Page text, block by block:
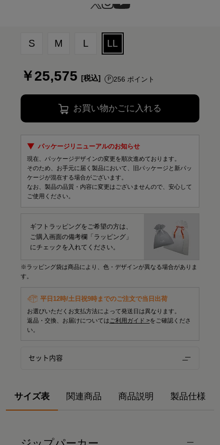
S M L LL
￥25,575 256 ポイント
お買い物かごに入れる
パッケージリニューアルのお知らせ
現在、パッケージデザインの変更を順次進めております。
そのため、お手元に届く製品において、旧パッケージと新パッ
ケージが混在する場合がございます。
なお、製品の品質・内容に変更はございませんので、安心して
ご使用ください。
ギフトラッピングをご希望の方は、
ご購入画面の備考欄「ラッピング」
にチェックを入れてください。
※ラッピング袋は商品により、色・デザインが異なる場合がありま
す。
平日12時/土日祝9時までのご注文で当日出荷
お選びいただくお支払方法によって発送日は異なります。
返品・交換、お届けについては ご利用ガイド >をご確認くださ
い。
セット内容
サイズ表 関連商品 商品説明 製品仕様